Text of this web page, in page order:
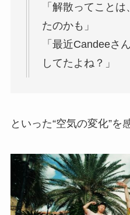
「解散ってこと
たのかも」
「最近Candeeさ
してたよね？」
といった“空気の変化”を